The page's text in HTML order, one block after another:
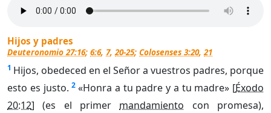
Hijos y padres
Deuteronomio 27:16; 6:6, 7,20-25; Colosenses 3:20,21
1 Hijos, obedeced en el Señor a vuestros padres, porque
esto es justo. 2 «Honra a tu padre y a tu madre» [Éxodo
20:12] (es el primer mandamiento con promesa),